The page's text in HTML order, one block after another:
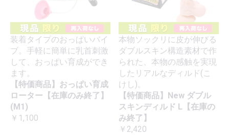
装着タイプのおっぱいバイ
ブ。手軽に簡単に乳首刺激
して、おっぱい育成ができ
ます。
【特価商品】おっぱい育成
ローター【在庫のみ終了】
(M1)
￥1,100
本物ソックリに皮が伸びる
ダブルスキン構造素材で作
られた、本物の感触を実現
したリアルなディルド(こ
けし)。
【特価商品】New ダブル
スキンディルド L【在庫の
み終了】
￥2,420